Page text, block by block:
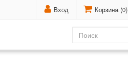
Вход Корзина (0)